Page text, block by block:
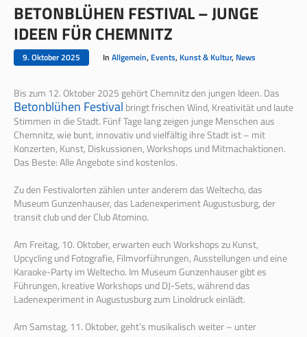
BETONBLÜHEN FESTIVAL – JUNGE
IDEEN FÜR CHEMNITZ
9. Oktober 2025 In Allgemein, Events, Kunst & Kultur, News
Bis zum 12. Oktober 2025 gehört Chemnitz den jungen Ideen. Das
Betonblühen Festival bringt frischen Wind, Kreativität und laute
Stimmen in die Stadt. Fünf Tage lang zeigen junge Menschen aus
Chemnitz, wie bunt, innovativ und vielfältig ihre Stadt ist – mit
Konzerten, Kunst, Diskussionen, Workshops und Mitmachaktionen.
Das Beste: Alle Angebote sind kostenlos.
Zu den Festivalorten zählen unter anderem das Weltecho, das
Museum Gunzenhauser, das Ladenexperiment Augustusburg, der
transit club und der Club Atomino.
Am Freitag, 10. Oktober, erwarten euch Workshops zu Kunst,
Upcycling und Fotografie, Filmvorführungen, Ausstellungen und eine
Karaoke-Party im Weltecho. Im Museum Gunzenhauser gibt es
Führungen, kreative Workshops und DJ-Sets, während das
Ladenexperiment in Augustusburg zum Linoldruck einlädt.
Am Samstag, 11. Oktober, geht’s musikalisch weiter – unter